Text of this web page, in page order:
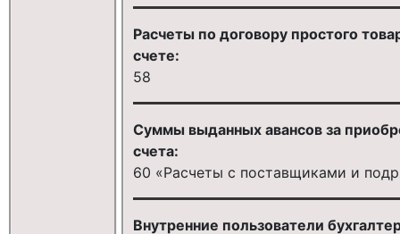
Расчеты по договору простого
счете:
58
Суммы выданных авансов за
счета:
60 «Расчеты с поставщиками и
Внутренние пользователи